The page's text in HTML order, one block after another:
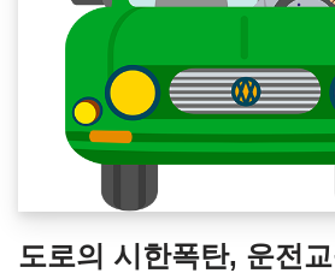
도로의 시한폭탄, 운전